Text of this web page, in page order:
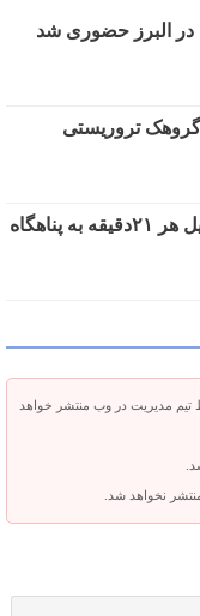
در البرز حضوری شد
به گروهک تروریستی
لیبرمن: ساکنان شمال اسرائیل هر ۲۱دقیقه به پناهگاه
مدیریت در وب منتشر خواهد
نخواهد شد.